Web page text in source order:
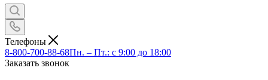
Телефоны
8-800-700-88-68Пн. – Пт.: с 9:00 до 18:00
Заказать звонок